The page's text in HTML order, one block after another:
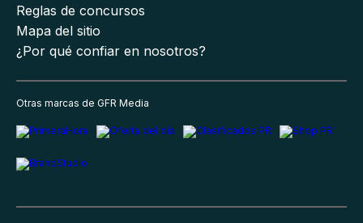
Reglas de concursos
Mapa del sitio
¿Por qué confiar en nosotros?
Otras marcas de GFR Media